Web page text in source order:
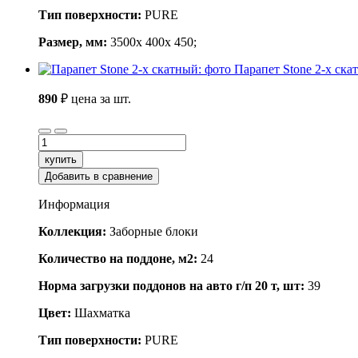
Тип поверхности: PURE
Размер, мм: 3500x 400x 450;
Парапет Stone 2-х
890 ₽ цена за шт.
купить
Добавить в сравнение
Информация
Коллекция: Заборные блоки
Количество на поддоне, м2: 24
Норма загрузки поддонов на авто г/п 20 т, шт: 39
Цвет: Шахматка
Тип поверхности: PURE